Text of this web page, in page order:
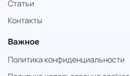
Статьи
Контакты
Важное
Политика конфиденциальности